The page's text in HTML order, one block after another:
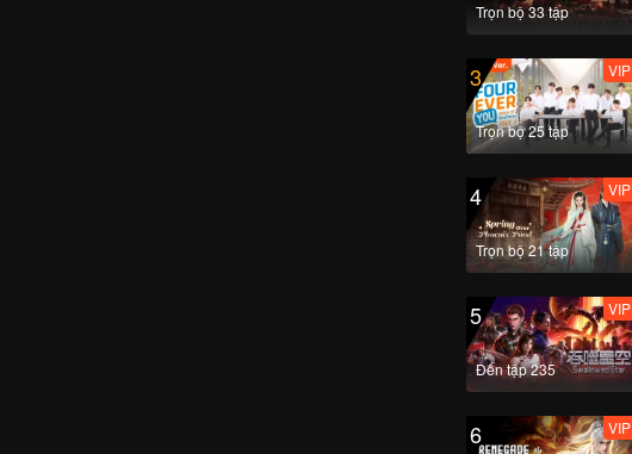
Trọn bộ 33 tập
3
Trọn bộ 25 tập
VIP
4
Trọn bộ 21 tập
VIP
5
Đến tập 235
VIP
6 VIP